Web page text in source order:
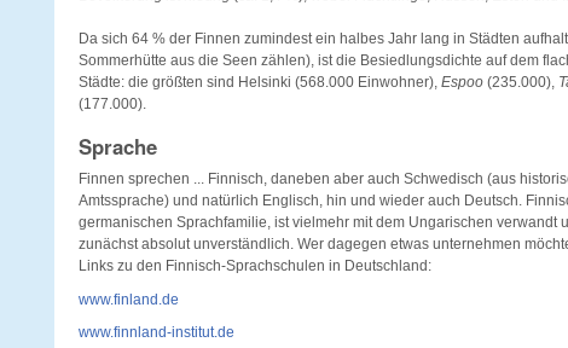
Da sich 64 % der Finnen zumindest ein halbes Jahr lang in Städten
Sommerhütte aus die Seen zählen), ist die Besiedlungsdichte auf dem
Städte: die größten sind Helsinki (568.000 Einwohner), Espoo (235.000),
(177.000).
Sprache
Finnen sprechen ... Finnisch, daneben aber auch Schwedisch (aus
Amtssprache) und natürlich Englisch, hin und wieder auch Deutsch.
germanischen Sprachfamilie, ist vielmehr mit dem Ungarischen verwandt
zunächst absolut unverständlich. Wer dagegen etwas unternehmen
Links zu den Finnisch-Sprachschulen in Deutschland:
www.finland.de
www.finnland-institut.de